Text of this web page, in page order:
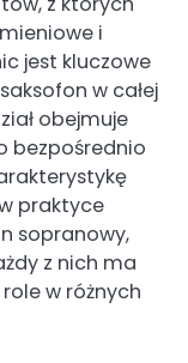
i
jest kluczowe
w całej
obejmuje
bezpośrednio
praktyce
sopranowy,
z nich ma
w różnych